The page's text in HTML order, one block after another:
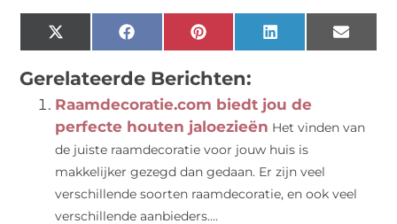
X
(Twitter)
FacebookPinterestLinkedIn Email
Gerelateerde Berichten:
Raamdecoratie.com biedt jou de
perfecte houten jaloezieën Het vinden van
de juiste raamdecoratie voor jouw huis is
makkelijker gezegd dan gedaan. Er zijn veel
verschillende soorten raamdecoratie, en ook veel
verschillende aanbieders....